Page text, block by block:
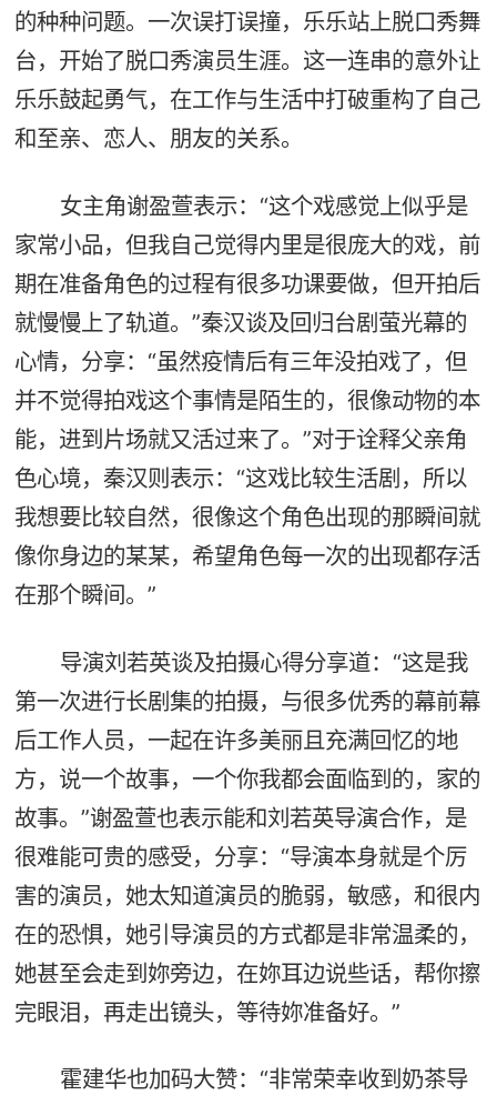
的种种问题。一次误打误撞，乐乐站上脱口秀舞
台，开始了脱口秀演员生涯。这一连串的意外让
乐乐鼓起勇气，在工作与生活中打破重构了自己
和至亲、恋人、朋友的关系。
女主角谢盈萱表示：“这个戏感觉上似乎是
家常小品，但我自己觉得内里是很庞大的戏，前
期在准备角色的过程有很多功课要做，但开拍后
就慢慢上了轨道。”秦汉谈及回归台剧萤光幕的
心情，分享：“虽然疫情后有三年没拍戏了，但
并不觉得拍戏这个事情是陌生的，很像动物的本
能，进到片场就又活过来了。”对于诠释父亲角
色心境，秦汉则表示：“这戏比较生活剧，所以
我想要比较自然，很像这个角色出现的那瞬间就
像你身边的某某，希望角色每一次的出现都存活
在那个瞬间。”
导演刘若英谈及拍摄心得分享道：“这是我
第一次进行长剧集的拍摄，与很多优秀的幕前幕
后工作人员，一起在许多美丽且充满回忆的地
方，说一个故事，一个你我都会面临到的，家的
故事。”谢盈萱也表示能和刘若英导演合作，是
很难能可贵的感受，分享：“导演本身就是个厉
害的演员，她太知道演员的脆弱，敏感，和很内
在的恐惧，她引导演员的方式都是非常温柔的，
她甚至会走到妳旁边，在妳耳边说些话，帮你擦
完眼泪，再走出镜头，等待妳准备好。”
霍建华也加码大赞：“非常荣幸收到奶茶导